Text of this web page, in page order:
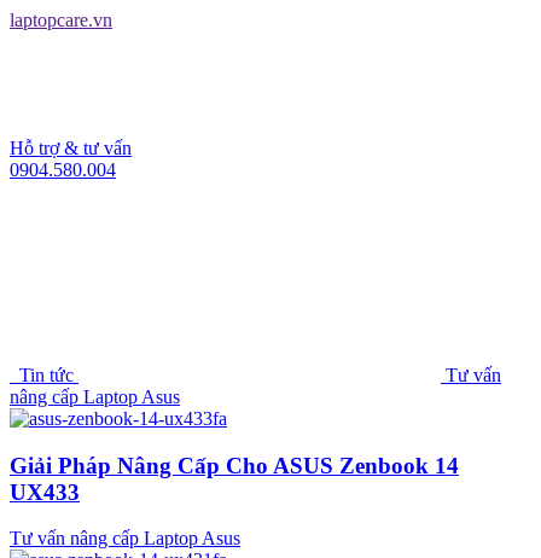
laptopcare.vn
Hỗ trợ & tư vấn
0904.580.004
Tin tức
Tư vấn
nâng cấp Laptop Asus
Giải Pháp Nâng Cấp Cho ASUS Zenbook 14
UX433
Tư vấn nâng cấp Laptop Asus